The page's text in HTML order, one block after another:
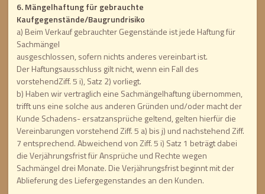
6. Mängelhaftung für gebrauchte
Kaufgegenstände/Baugrundrisiko
a) Beim Verkauf gebrauchter Gegenstände ist jede Haftung für
Sachmängel
ausgeschlossen, sofern nichts anderes vereinbart ist.
Der Haftungsausschluss gilt nicht, wenn ein Fall des
vorstehendZiff. 5 i), Satz 2) vorliegt.
b) Haben wir vertraglich eine Sachmängelhaftung übernommen,
trifft uns eine solche aus anderen Gründen und/oder macht der
Kunde Schadens- ersatzansprüche geltend, gelten hierfür die
Vereinbarungen vorstehend Ziff. 5 a) bis j) und nachstehend Ziff.
7 entsprechend. Abweichend von Ziff. 5 i) Satz 1 beträgt dabei
die Verjährungsfrist für Ansprüche und Rechte wegen
Sachmängel drei Monate. Die Verjährungsfrist beginnt mit der
Ablieferung des Liefergegenstandes an den Kunden.